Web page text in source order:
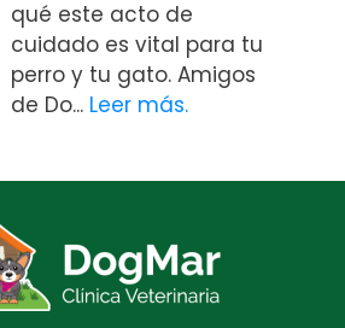
qué este acto de
cuidado es vital para tu
perro y tu gato. Amigos
de Do... Leer más.